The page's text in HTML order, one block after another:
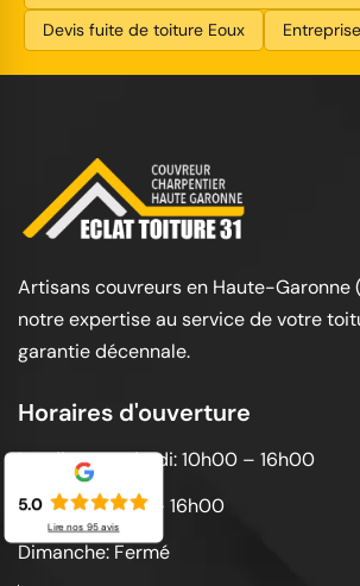
Devis fuite de toiture Eoux
Artisans couvreurs en Haute-Garonne
notre expertise au service de votre
garantie décennale.
Horaires d'ouverture
Lundi au vendredi: 10h00 – 16h00
Samedi: 10h00 – 16h00
Dimanche: Fermé
5.0
Lire nos 95avis